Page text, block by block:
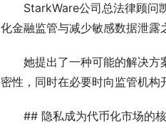
StarkWare公司总法律顾问
化金融监管与减少敏感数据泄露
她提出了一种可能的解决方
密性，同时在必要时向监管机构
## 隐私成为代币化市场的